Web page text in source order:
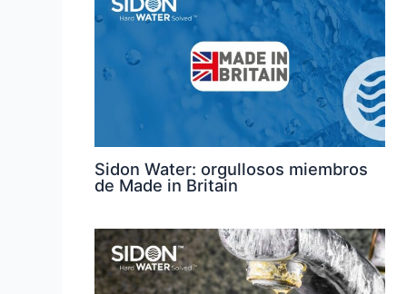
Sidon Water: orgullosos miembros
de Made in Britain